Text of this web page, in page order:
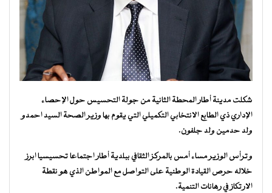
شكلت مدينة أطار المحطة الثانية من جولة التحسيس حول الإحصاء
الإداري ذي الطابع الانتخابي التكميلي التي يقوم بها وزير الصحة السيد احمدو
ولد حدمين ولد جلفون.
وترأس الوزير مساء أمس بالمركز الثقافي ببلدية أطار اجتماعا تحسيسيا ابرز
خلاله حرص القيادة الوطنية على التواصل مع المواطن الذي هو نقطة
الارتكاز في رهانات التنمية.